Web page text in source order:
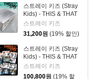
스트레이 키즈 (Stray
Kids) - THIS & THAT
[TRUCK VER.]
스트레이 키즈
31,200원 (19% 할인)
스트레이 키즈 (Stray
Kids) - THIS & THAT
[& VER.][8종 SET]
스트레이 키즈
100,800원 (19% 할